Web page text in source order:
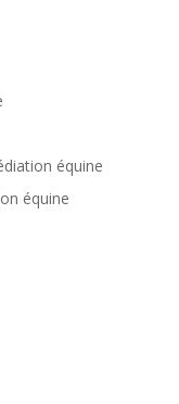
équine
équine